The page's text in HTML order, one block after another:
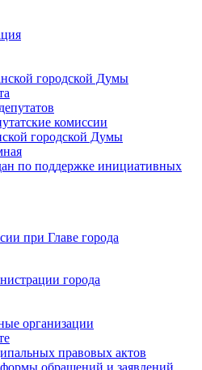
городской Думы
комиссии
городской Думы
по поддержке инициативных
при Главе города
города
организации
правовых актов
обращений и заявлений